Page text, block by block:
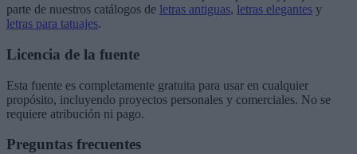
parte de nuestros catálogos de letras antiguas, letras elegantes y
letras para tatuajes.
Licencia de la fuente
Esta fuente es completamente gratuita para usar en cualquier
propósito, incluyendo proyectos personales y comerciales. No se
requiere atribución ni pago.
Preguntas frecuentes